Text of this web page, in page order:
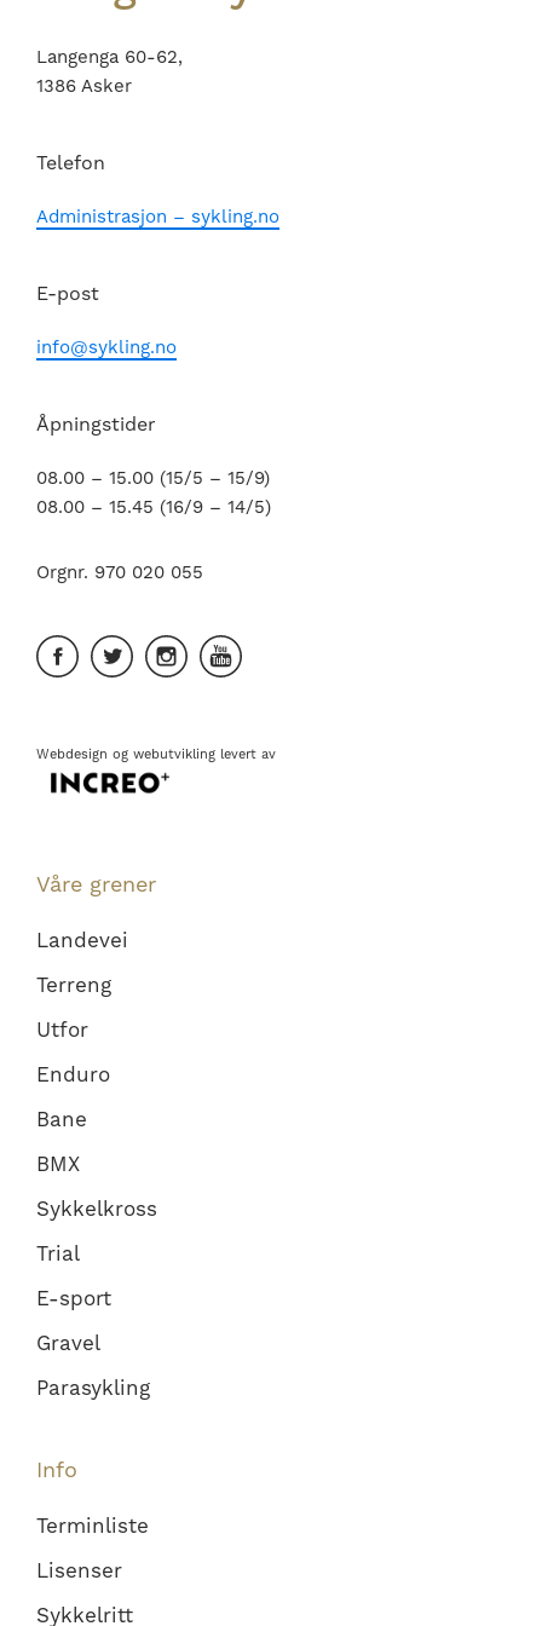
Langenga 60-62,
1386 Asker
Telefon
Administrasjon – sykling.no
E-post
info@sykling.no
Åpningstider
08.00 – 15.00 (15/5 – 15/9)
08.00 – 15.45 (16/9 – 14/5)
Orgnr. 970 020 055
Webdesign og webutvikling levert av
Våre grener
Landevei
Terreng
Utfor
Enduro
Bane
BMX
Sykkelkross
Trial
E-sport
Gravel
Parasykling
Info
Terminliste
Lisenser
Sykkelritt